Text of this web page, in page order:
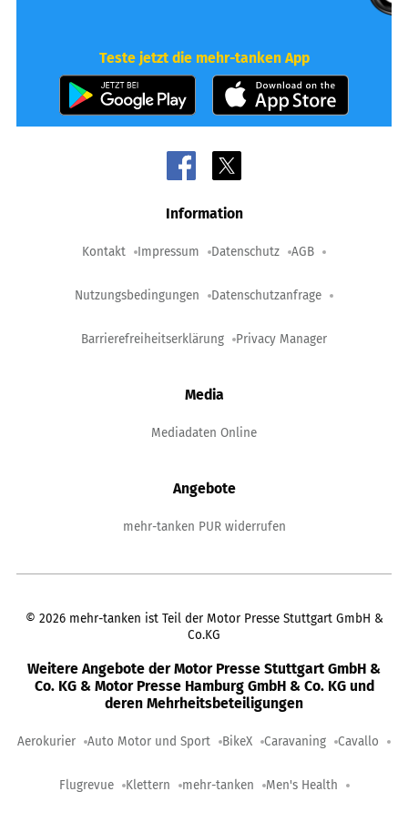
Teste jetzt die mehr-tanken App
Information
Kontakt Impressum Datenschutz AGB
Nutzungsbedingungen Datenschutzanfrage
Barrierefreiheitserklärung Privacy Manager
Media
Mediadaten Online
Angebote
mehr-tanken PUR widerrufen
© 2026 mehr-tanken ist Teil der Motor Presse Stuttgart GmbH &
Co.KG
Weitere Angebote der Motor Presse Stuttgart GmbH &
Co. KG & Motor Presse Hamburg GmbH & Co. KG und
deren Mehrheitsbeteiligungen
Aerokurier Auto Motor und Sport BikeX Caravaning Cavallo
Flugrevue Klettern mehr-tanken Men's Health